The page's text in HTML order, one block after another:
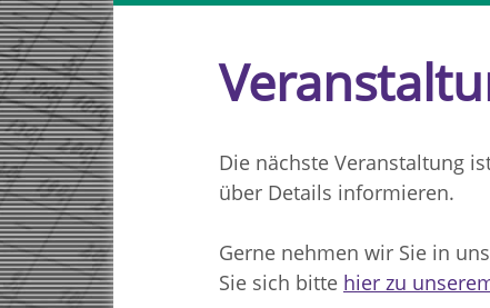
Die nächste Veranstaltung
über Details informieren.
Gerne nehmen wir Sie in
Sie sich bitte hier zu